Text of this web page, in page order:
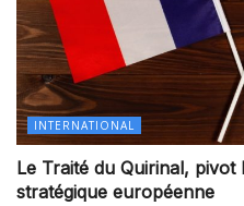
INTERNATIONAL
Le Traité du Quirinal, pivot
stratégique européenne